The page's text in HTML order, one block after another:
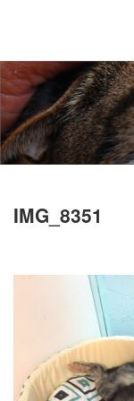
IMG_8351
Menu
ホーム
料金
里親について